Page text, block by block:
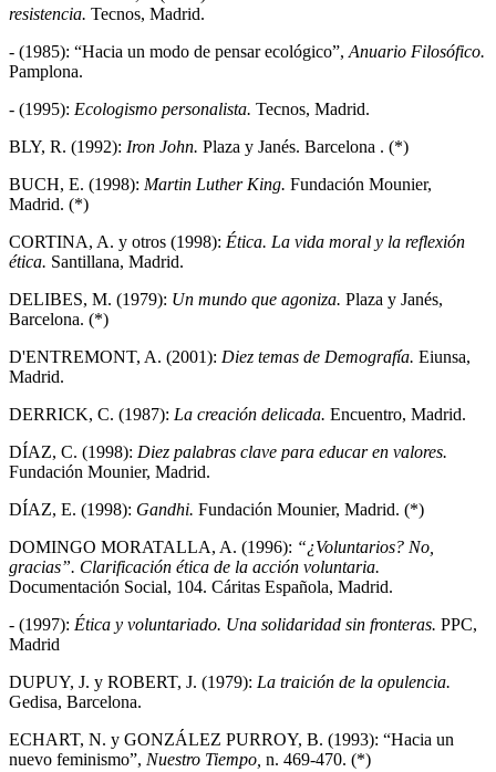
resistencia. Tecnos, Madrid.
- (1985): “Hacia un modo de pensar ecológico”,Anuario Filosófico.
Pamplona.
- (1995): Ecologismo personalista. Tecnos, Madrid.
BLY, R. (1992): Iron John. Plaza y Janés. Barcelona . (*)
BUCH, E. (1998): Martin Luther King. Fundación Mounier,
Madrid. (*)
CORTINA, A. y otros (1998): Ética. La vida moral y la reflexión
ética. Santillana, Madrid.
DELIBES, M. (1979): Un mundo que agoniza. Plaza y Janés,
Barcelona. (*)
D'ENTREMONT, A. (2001): Diez temas de Demografía. Eiunsa,
Madrid.
DERRICK, C. (1987): La creación delicada. Encuentro, Madrid.
DÍAZ, C. (1998): Diez palabras clave para educar en valores.
Fundación Mounier, Madrid.
DÍAZ, E. (1998): Gandhi. Fundación Mounier, Madrid. (*)
DOMINGO MORATALLA, A. (1996): “¿Voluntarios? No,
gracias”. Clarificación ética de la acción voluntaria.
Documentación Social, 104. Cáritas Española, Madrid.
- (1997): Ética y voluntariado. Una solidaridad sin fronteras. PPC,
Madrid
DUPUY, J. y ROBERT, J. (1979): La traición de la opulencia.
Gedisa, Barcelona.
ECHART, N. y GONZÁLEZ PURROY, B. (1993): “Hacia un
nuevo feminismo”, Nuestro Tiempo, n. 469-470. (*)